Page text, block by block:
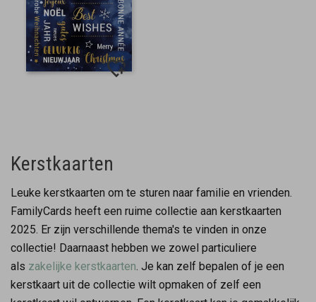
Kerstkaarten
Leuke kerstkaarten om te sturen naar familie en vrienden.
FamilyCards heeft een ruime collectie aan kerstkaarten
2025. Er zijn verschillende thema's te vinden in onze
collectie! Daarnaast hebben we zowel particuliere
als zakelijke kerstkaarten . Je kan zelf bepalen of je een
kerstkaart uit de collectie wilt opmaken of zelf een